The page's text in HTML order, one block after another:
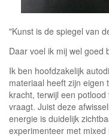
"Kunst is de spiegel van
Daar voel ik mij wel goed
Ik ben hoofdzakelijk
materiaal heeft zijn eigen
kracht, terwijl een
vraagt. Juist deze
energie is duidelijk
experimenteer met